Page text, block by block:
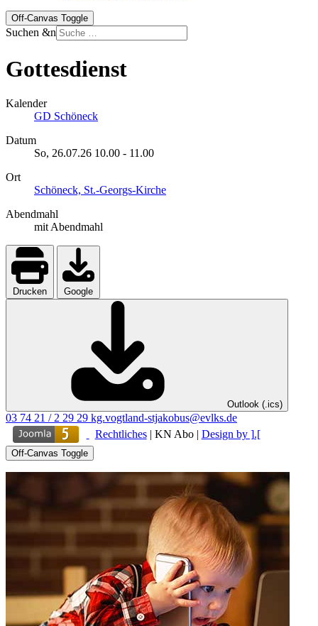
Off-Canvas Toggle
Suchen &n
Gottesdienst
Kalender
GD Schöneck
Datum
So, 26.07.26 10.00 - 11.00
Ort
Schöneck, St.-Georgs-Kirche
Abendmahl
mit Abendmahl
Drucken Google
Outlook (.ics)
03 74 21 / 2 29 29 kg.vogtland-stjakobus@evlks.de
Rechtliches| KN Abo| Design by ].[
Off-Canvas Toggle